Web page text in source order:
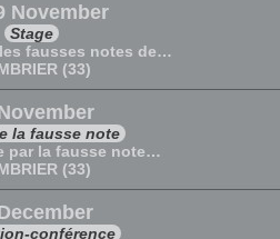
November
Stage
fausses notes de…
(33)
la fausse note
par la fausse note…
(33)
conférence